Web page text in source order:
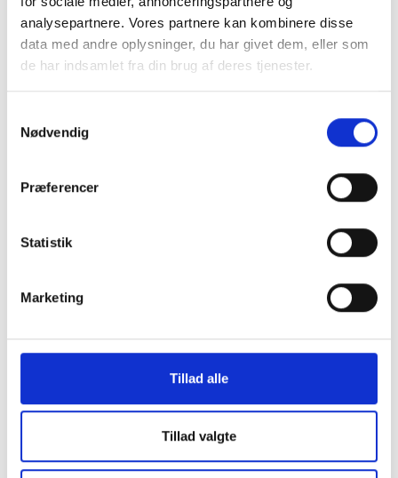
analysepartnere. Vores partnere kan kombinere disse
data med andre oplysninger, du har givet dem, eller som
de har indsamlet fra din brug af deres tjenester.
Nødvendig
Præferencer
Statistik
Marketing
Tillad alle
Tillad valgte
skærmbeskyttelse IKKE
Max/14 Plus
149 kr.